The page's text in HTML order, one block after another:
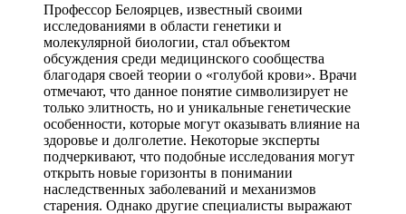
Профессор Белоярцев, известный своими
исследованиями в области генетики и
молекулярной биологии, стал объектом
обсуждения среди медицинского сообщества
благодаря своей теории о «голубой крови». Врачи
отмечают, что данное понятие символизирует не
только элитность, но и уникальные генетические
особенности, которые могут оказывать влияние на
здоровье и долголетие. Некоторые эксперты
подчеркивают, что подобные исследования могут
открыть новые горизонты в понимании
наследственных заболеваний и механизмов
старения. Однако другие специалисты выражают